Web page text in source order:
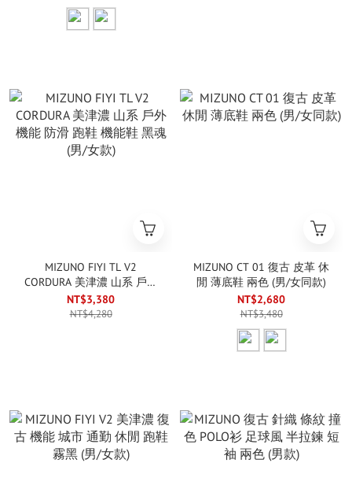
MIZUNO FIYI TL V2
CORDURA 美津濃 山系 戶外
機能 防滑 跑鞋 機能鞋 黑魂
(男/女款)
NT$3,380
NT$4,280
MIZUNO CT 01 復古 皮革 休
閒 薄底鞋 兩色 (男/女同款)
NT$2,680
NT$3,480